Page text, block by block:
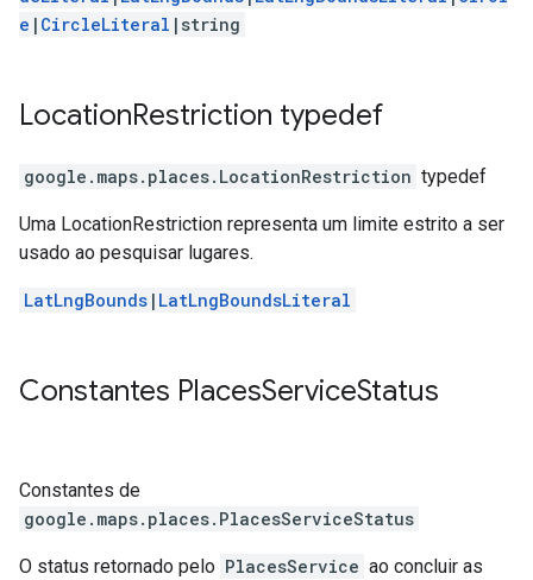
e | CircleLiteral |string
LocationRestriction typedef
google.maps.places. LocationRestriction typedef
Uma LocationRestriction representa um limite estrito a ser
usado ao pesquisar lugares.
LatLngBounds | LatLngBoundsLiteral
Constantes PlacesServiceStatus
Constantes de
google.maps.places. PlacesServiceStatus
O status retornado pelo PlacesService ao concluir as